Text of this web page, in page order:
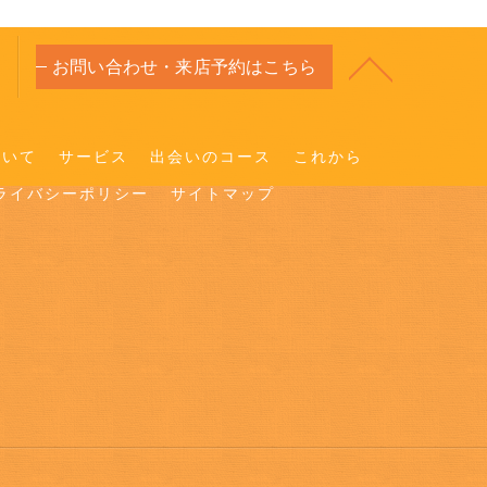
お問い合わせ・来店予約はこちら
て サービス 出会いのコース これから
イバシーポリシー サイトマップ